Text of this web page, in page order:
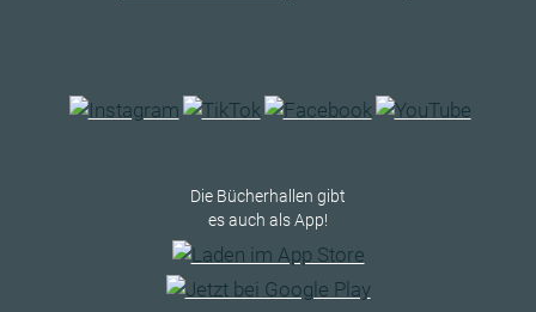
Die Bücherhallen gibt
es auch als App!